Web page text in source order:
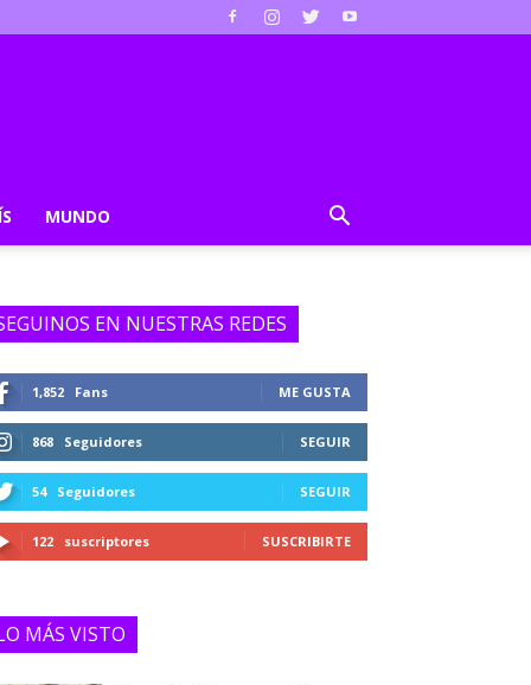
MUNDO
EN NUESTRAS REDES
1,852 Fans ME GUSTA
868 Seguidores SEGUIR
54 Seguidores SEGUIR
122 suscriptores SUSCRIBIRTE
MÁS VISTO